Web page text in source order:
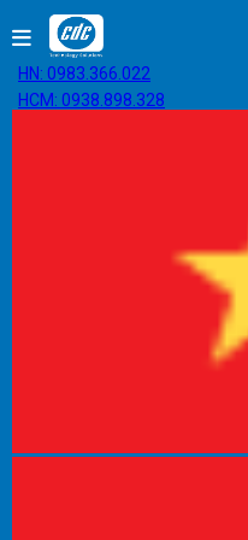
HN: 0983.366.022
HCM: 0938.898.328